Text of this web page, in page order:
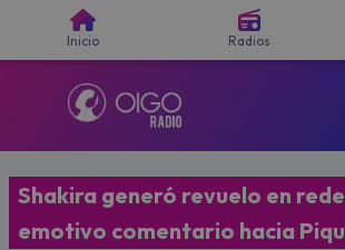
Inicio Radios
Shakira generó revuelo en
emotivo comentario hacia